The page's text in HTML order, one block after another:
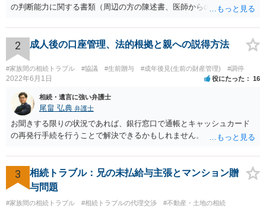
の判断能力に関する書類（周辺の方の陳述書、医師からの聴取書等）
をしていただければそこから先は進むのではないかと存じます。 ま
た、Aさんの意向を酌みすぎるあまりに後見申立ができない状況にして
いる施設の問題もありますので、当該地域の地域包括支援センターに
ご相談されるのもひとつの方法です。
2 成人後の口座管理、法的根拠と親への説得方法
#家族間の相続トラブル #協議 #生前贈与 #成年後見(生前の財産管理) #調停
2022年6月1日 役にたった 16
相続・遺言に強い弁護士
尾畠 弘典 弁護士
お聞きする限りの状況であれば、銀行窓口で通帳とキャッシュカード
の再発行手続を行うことで解決できるかもしれません。
3
相続トラブル：兄の未払給与主張とマンション贈
与問題
#家族間の相続トラブル #相続トラブルの代理交渉
#不動産・土地の相続